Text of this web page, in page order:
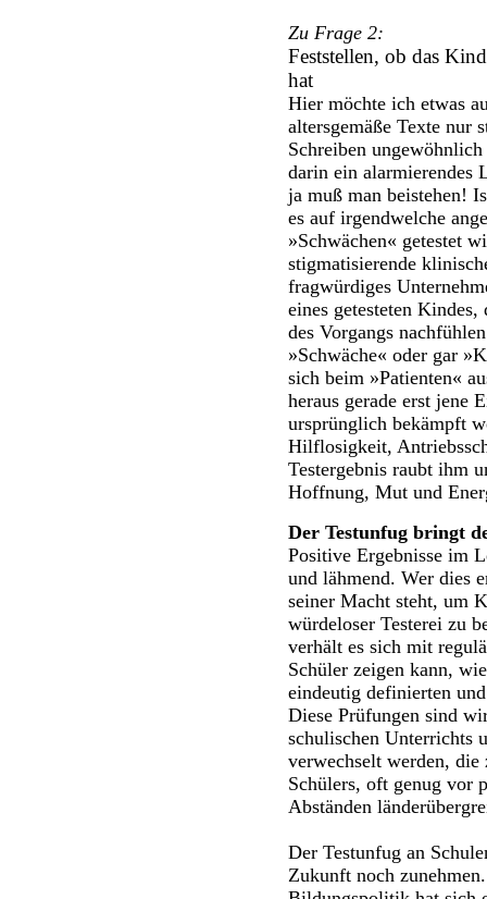
Zu Frage 2:
Feststellen, ob das
hat
Hier möchte ich etwas
altersgemäße Texte nur
Schreiben
darin ein alarmierendes
ja muß man beistehen!
es auf irgendwelche
»Schwächen« getestet
stigmatisierende
fragwürdiges
eines getesteten
des Vorgangs
»Schwäche« oder gar
sich beim »Patienten«
heraus gerade erst jene
ursprünglich bekämpft
Hilflosigkeit,
Testergebnis raubt ihm
Hoffnung, Mut und
Der Testunfug bringt
Positive Ergebnisse im
und lähmend. Wer dies
seiner Macht steht, um
würdeloser Testerei zu
verhält es sich mit
Schüler zeigen kann,
eindeutig definierten
Diese Prüfungen sind
schulischen Unterrichts
verwechselt werden, die
Schülers, oft genug vor
Abständen
Der Testunfug an
Zukunft noch